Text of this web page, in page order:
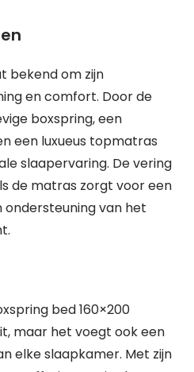
bekend om zijn
en comfort. Door de
boxspring, een
een luxueus topmatras
slaapervaring. De vering
de matras zorgt voor een
van het
bed 160×200
maar het voegt ook een
elke slaapkamer. Met zijn